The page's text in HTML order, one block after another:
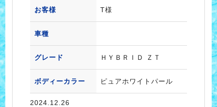
お客様 T様
車種
グレード ＨＹＢＲＩＤ ＺＴ
ボディーカラー ピュアホワイトパール
2024.12.26